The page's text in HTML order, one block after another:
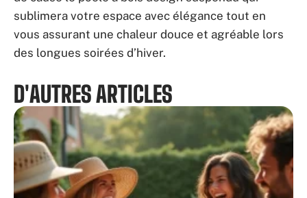
sublimera votre espace avec élégance tout en
vous assurant une chaleur douce et agréable lors
des longues soirées d’hiver.
D'AUTRES ARTICLES